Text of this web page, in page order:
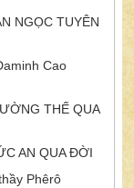
NGỌC TUYÊN
Cao
THẾ QUA
AN QUA ĐỜI
Phêrô